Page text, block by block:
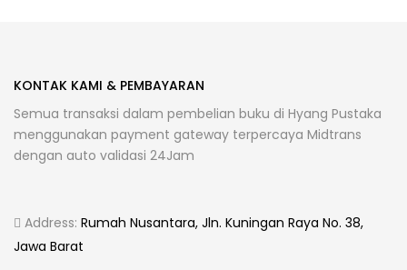
KONTAK KAMI & PEMBAYARAN
Semua transaksi dalam pembelian buku di Hyang Pustaka
menggunakan payment gateway terpercaya Midtrans
dengan auto validasi 24Jam
Address: Rumah Nusantara, Jln. Kuningan Raya No. 38,
Jawa Barat